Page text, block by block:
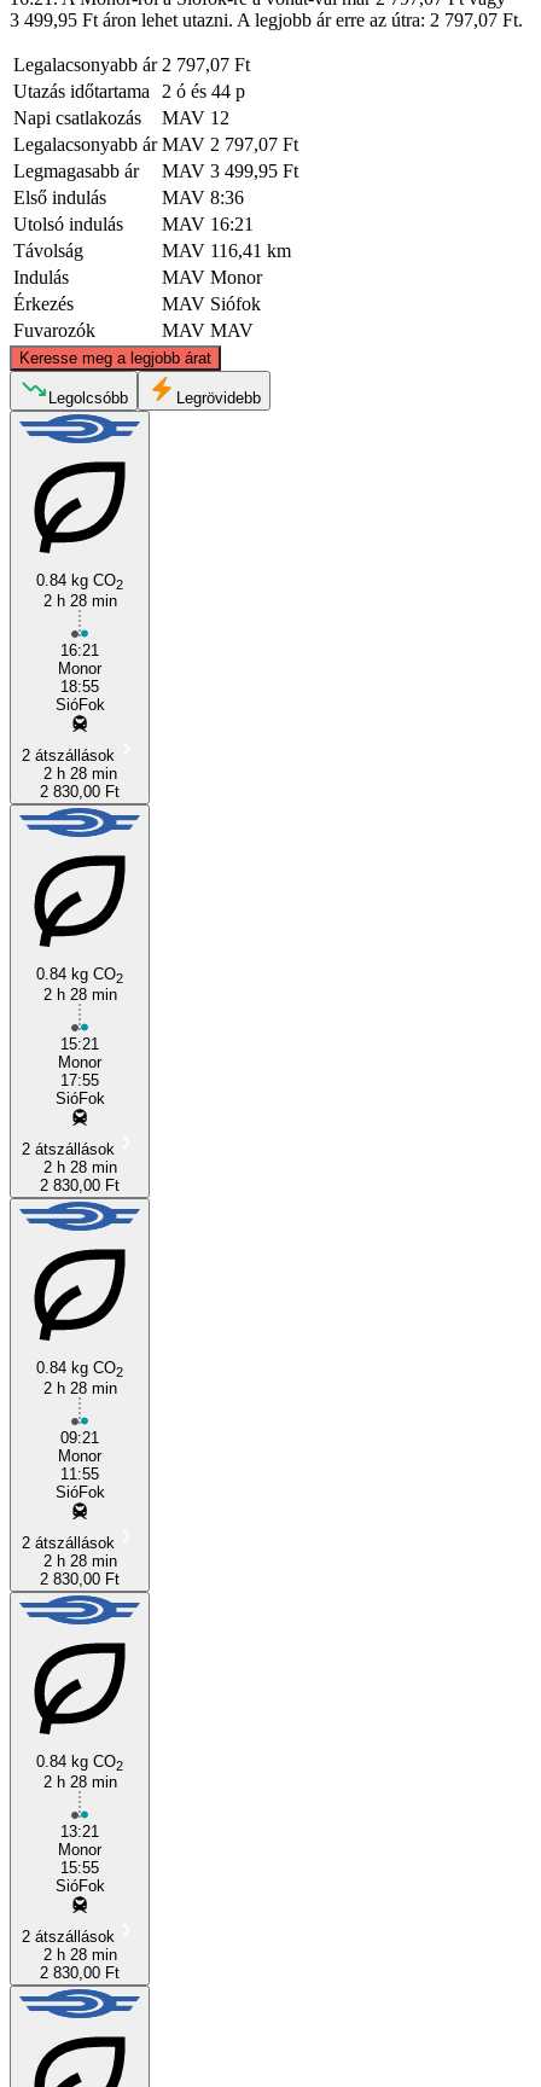
3 499,95 Ft áron lehet utazni. A legjobb ár erre az útra: 2 797,07 Ft.
Legalacsonyabb ár 2 797,07 Ft
Utazás időtartama
2 ó és 44 p
Napi csatlakozás
MAV 12
Legalacsonyabb ár MAV 2 797,07 Ft
Legmagasabb ár
MAV 3 499,95 Ft
Első indulás
MAV 8:36
Utolsó indulás
MAV 16:21
Távolság
MAV 116,41 km
Indulás
MAV Monor
Érkezés
MAV Siófok
Fuvarozók
MAV MAV
Keresse meg a legjobb árat
Siófok
Legolcsóbb Legrövidebb
0.84 kg CO2
2 h 28 min
16:21
Monor
18:55
SióFok
2 átszállások
2 h 28 min
2 830,00 Ft
0.84 kg CO2
2 h 28 min
15:21
Monor
17:55
SióFok
2 átszállások
2 h 28 min
2 830,00 Ft
0.84 kg CO2
2 h 28 min
09:21
Monor
11:55
SióFok
2 átszállások
2 h 28 min
2 830,00 Ft
0.84 kg CO2
2 h 28 min
13:21
Monor
15:55
SióFok
2 átszállások
2 h 28 min
2 830,00 Ft